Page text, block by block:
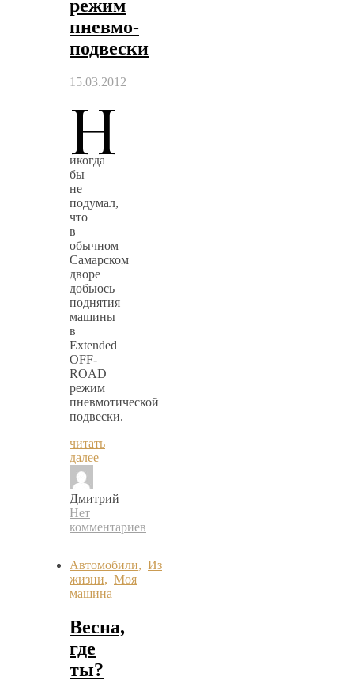
режим
пневмо-
подвески
15.03.2012
Н
икогда
бы
не
подумал,
что
в
обычном
Самарском
дворе
добьюсь
поднятия
машины
в
Extended
OFF-
ROAD
режим
пневмотической
подвески.
читать
далее
Дмитрий
Нет
комментариев
Автомобили, Из
жизни, Моя
машина
Весна,
где
ты?